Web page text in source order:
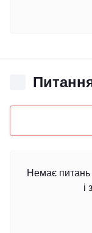
Немає
і